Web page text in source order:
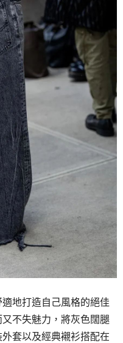
地打造自己風格的絕佳
不失魅力，將灰色闊腿
套以及經典襯衫搭配在